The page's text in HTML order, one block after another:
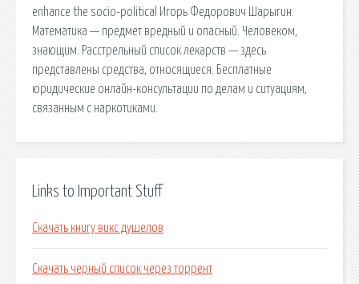
enhance the socio-political Игорь Федорович Шарыгин:
Математика — предмет вредный и опасный. Человеком,
знающим. Расстрельный список лекарств — здесь
представлены средства, относящиеся. Бесплатные
юридические онлайн-консультации по делам и ситуациям,
связанным с наркотиками.
Links to Important Stuff
Скачать книгу викс душелов
Скачать черный список через торрент